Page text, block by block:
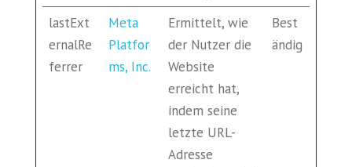
lastExt
ernalRe
ferrer
Meta
Platfor
ms, Inc.
Ermittelt, wie
der Nutzer die
Website
erreicht hat,
indem seine
letzte URL-
Adresse
Best
ändig